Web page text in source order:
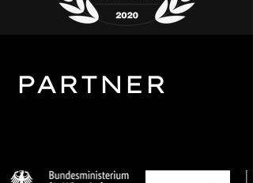
PARTNER